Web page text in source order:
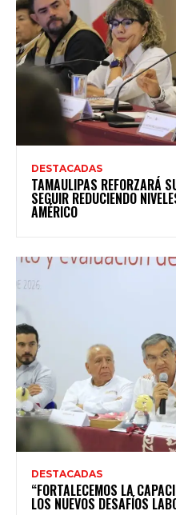
DESTACADAS
TAMAULIPAS REFORZARÁ
SEGUIR REDUCIENDO
AMÉRICO
DESTACADAS
“FORTALECEMOS LA
LOS NUEVOS DESAFÍOS